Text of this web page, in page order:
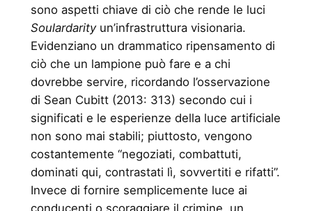
sono aspetti chiave di ciò che rende le luci
Soulardarityun’infrastruttura visionaria.
Evidenziano un drammatico ripensamento di
ciò che un lampione può fare e a chi
dovrebbe servire, ricordando l’osservazione
di Sean Cubitt (2013: 313) secondo cui i
significati e le esperienze della luce artificiale
non sono mai stabili; piuttosto, vengono
costantemente “negoziati, combattuti,
dominati qui, contrastati lì, sovvertiti e rifatti”.
Invece di fornire semplicemente luce ai